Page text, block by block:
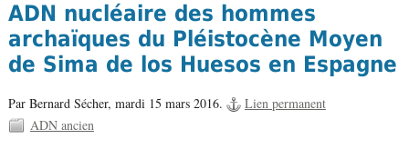
ADN nucléaire des hommes
archaïques du Pléistocène Moyen
de Sima de los Huesos en Espagne
Par Bernard Sécher, mardi 15 mars 2016.
Lien permanent
ADN ancien